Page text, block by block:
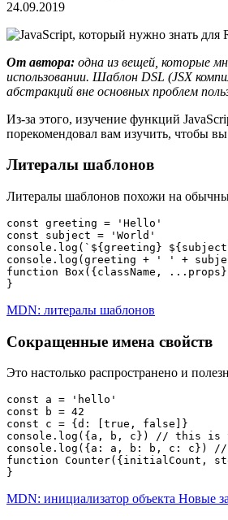
24.09.2019
От автора: одна из вещей, которые
использовании. Шаблон DSL (JSX
абстракций вне основных проблем
Из-за этого, изучение функций
порекомендовал вам изучить, чтобы
Литералы шаблонов
Литералы шаблонов похожи на
const greeting = 'Hello'
const subject = 'World'
console.log(`${greeting}
console.log(greeting + ' ' +
function Box({className,
}
MDN: литералы шаблонов
Сокращенные имена свойств
Это настолько распространено и
const a = 'hello'
const b = 42
const c = {d: [true, false]}
console.log({a, b, c}) // this is
console.log({a: a, b: b, c: c}) //
function Counter({initialCount,
}
MDN: инициализатор объекта Новые